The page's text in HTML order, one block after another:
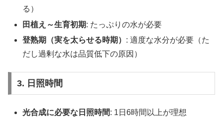
る）
田植え～生育初期: たっぷりの水が必要
登熟期（実を太らせる時期） : 適度な水分が必要（た
だし過剰な水は品質低下の原因）
3. 日照時間
光合成に必要な日照時間: 1日6時間以上が理想